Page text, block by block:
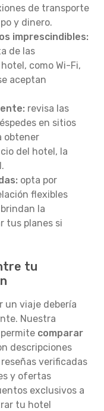
de transporte
y dinero.
imprescindibles:
de las
como Wi-Fi,
aceptan
revisa las
en sitios
obtener
del hotel, la
opta por
flexibles
la
tus planes si
tu
un viaje debería
Nuestra
comparar
descripciones
verificadas
y ofertas
exclusivos a
tu hotel